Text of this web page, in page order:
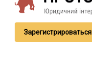
Зарегистрироваться